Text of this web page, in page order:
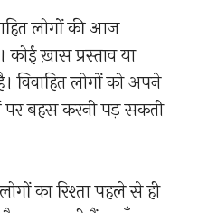
लोगों की आज
कोई ख़ास प्रस्ताव या
विवाहित लोगों को अपने
पर बहस करनी पड़ सकती
का रिश्ता पहले से ही